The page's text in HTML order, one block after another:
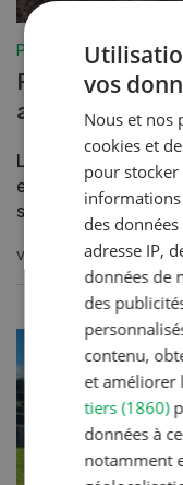
Production végétale
Répartition
au sol
Lourdes, les
exercent une
sols. Des modèles...
VERS L'ARTICLE
vos
Nous et nos
cookies et
pour stocker
des
adresse IP,
données de
des
contenu,
et améliorer
tiers (1860)
données à
notamment